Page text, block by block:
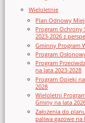
Wieloletnie
Plan Odnowy
Program Ochrony
2023-2026 z
Gminny Program
Program
Program
na lata 2023-2028
Program Opieki
2028
Wieloletni
Gminy na lata
Założenia do
paliwa gazowe na